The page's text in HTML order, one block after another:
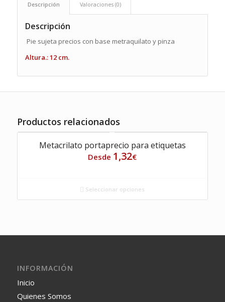
Descripción Valoraciones (0)
Descripción
Pie sujeta precios con base metraquilato y pinza
Altura.: 12 cm.
Productos relacionados
Metacrilato portaprecio para etiquetas
Desde 1,32€
Seleccionar opciones
INFORMACIÓN
Inicio
Quienes Somos